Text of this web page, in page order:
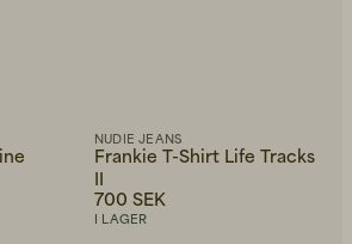
NUDIE JEANS
Frankie T-Shirt Life Tracks
II
700 SEK
I LAGER